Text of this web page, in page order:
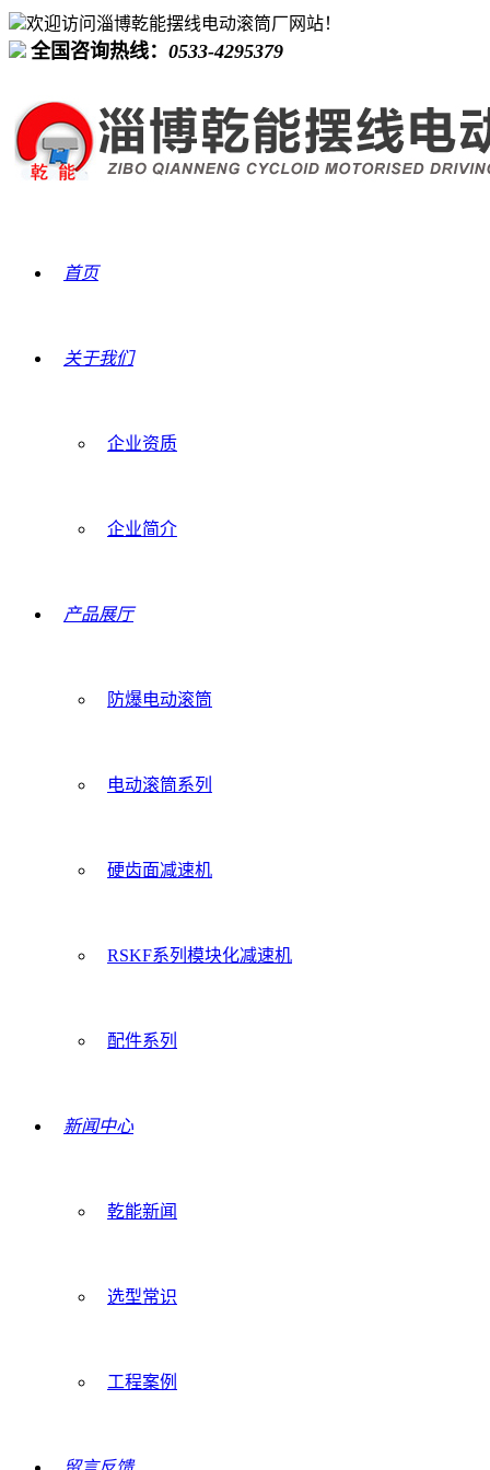
欢迎访问淄博乾能摆线电动滚筒厂网站！
全国咨询热线： 0533-4295379
首页
关于我们
企业资质
企业简介
产品展厅
防爆电动滚筒
电动滚筒系列
硬齿面减速机
RSKF系列模块化减速机
配件系列
新闻中心
乾能新闻
选型常识
工程案例